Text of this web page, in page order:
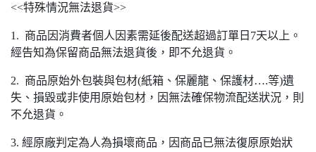
<<特殊情況無法退貨>>
1. 商品因消費者個人因素需延後配送超過訂單日7天以上。
經告知為保留商品無法退貨後，即不允退貨。
2. 商品原始外包裝與包材(紙箱、保麗龍、保護材….等)遺
失、損毀或非使用原始包材，因無法確保物流配送狀況，則
不允退貨。
3. 經原廠判定為人為損壞商品，因商品已無法復原原始狀